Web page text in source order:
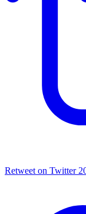
Retweet on Twitter